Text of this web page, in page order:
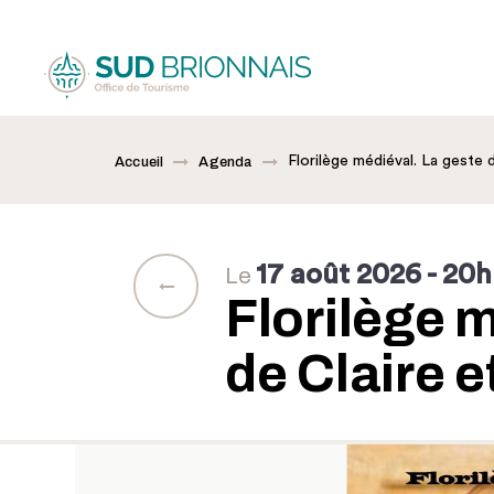
Accueil Agenda Florilège médiéval. La geste
Le 17 août 2026 - 20h
Florilège
de Claire